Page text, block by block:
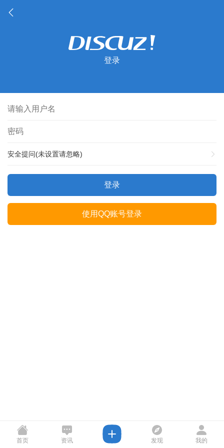
登录
安全提问(未设置请忽略)
登录
使用QQ账号登录
首页 资讯 发现 我的